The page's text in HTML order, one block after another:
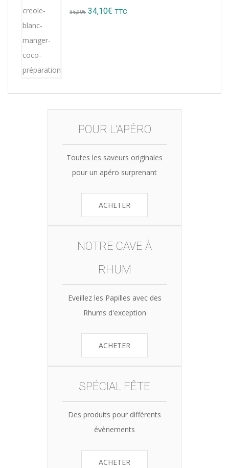
35,90€ Original
34,10€ Current
TTC
POUR L'APÉRO
Toutes les saveurs originales
pour un apéro surprenant
ACHETER
NOTRE CAVE À
RHUM
Eveillez les Papilles avec des
Rhums d'exception
ACHETER
SPÉCIAL FÊTE
Des produits pour différents
évènements
ACHETER